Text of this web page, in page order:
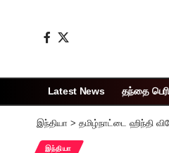
Latest News தந்தை
இந்தியா > தமிழ்நாட்டை ஹிந்தி
இந்தியா